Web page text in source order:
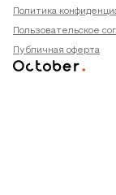
Политика
Пользовательское
Публичная оферта